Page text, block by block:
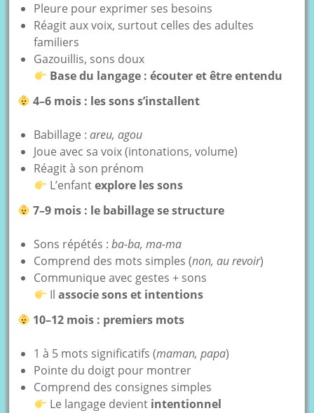
Pleure pour exprimer ses besoins
Réagit aux voix, surtout celles des adultes
familiers
Gazouillis, sons doux
Base du langage : écouter et être entendu
4–6 mois : les sons s’installent
Babillage :areu, agou
Joue avec sa voix (intonations, volume)
Réagit à son prénom
L’enfantexplore les sons
7–9 mois : le babillage se structure
Sons répétés :ba-ba, ma-ma
Comprend des mots simples (non, au revoir)
Communique avec gestes + sons
Il associe sons et intentions
10–12 mois : premiers mots
1 à 5 mots significatifs (maman, papa)
Pointe du doigt pour montrer
Comprend des consignes simples
Le langage devient intentionnel